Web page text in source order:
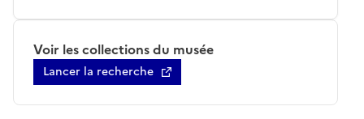
Voir les collections du musée
Lancer la recherche